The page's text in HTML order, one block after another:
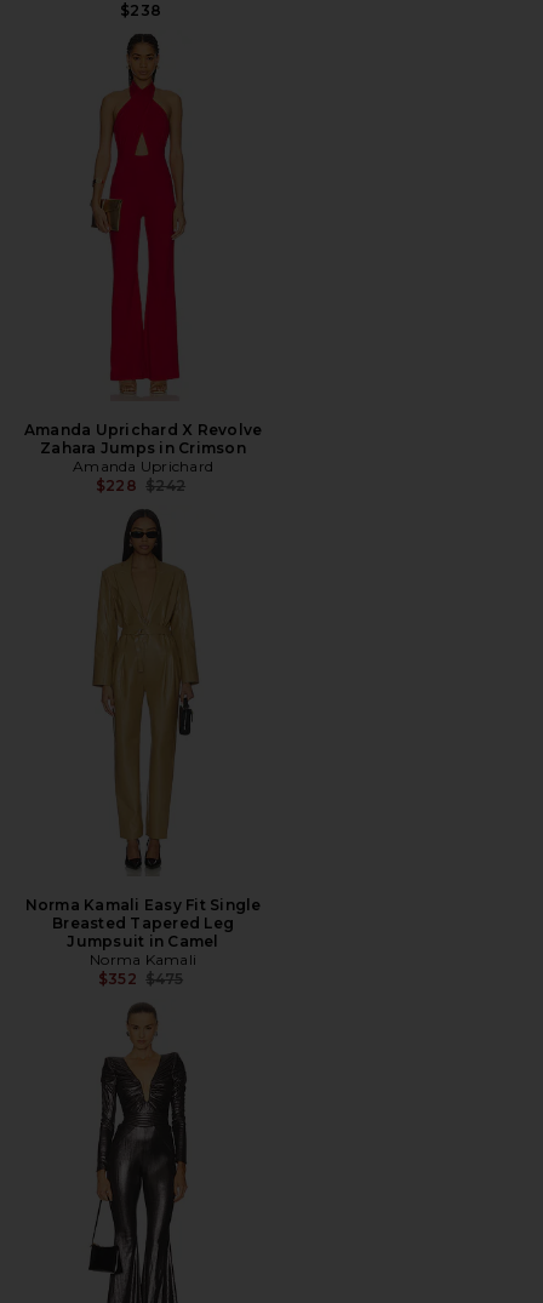
$238
Amanda Uprichard X Revolve
Zahara Jumps in Crimson
Amanda Uprichard
$228 Preço anterior:
$242
Norma Kamali Easy Fit Single
Breasted Tapered Leg
Jumpsuit in Camel
Norma Kamali
$352 Preço anterior:
$475